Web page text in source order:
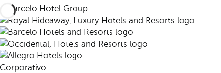
Corporativo